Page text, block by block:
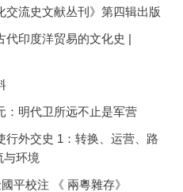
交流史文献丛刊》第四辑出版
代印度洋贸易的文化史 |
：明代卫所远不止是军营
行外交史 1：转换、运营、路
与环境
平校注 《 兩粵雜存》